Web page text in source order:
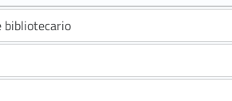
bibliotecario